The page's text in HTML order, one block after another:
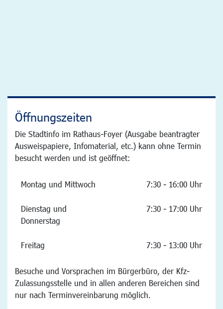
Öffnungszeiten
Die Stadtinfo im Rathaus-Foyer (Ausgabe beantragter
Ausweispapiere, Infomaterial, etc.) kann ohne Termin
besucht werden und ist geöffnet:
Montag und Mittwoch 7:30 - 16:00 Uhr
Dienstag und
Donnerstag
7:30 - 17:00 Uhr
Freitag 7:30 - 13:00 Uhr
Besuche und Vorsprachen im Bürgerbüro, der Kfz-
Zulassungsstelle und in allen anderen Bereichen sind
nur nach Terminvereinbarung möglich.